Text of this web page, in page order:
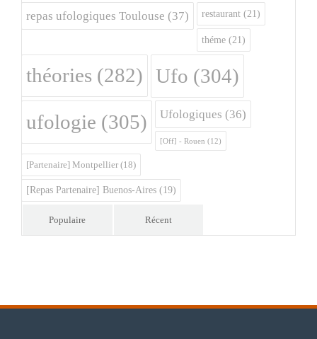
repas ufologiques Toulouse (37) restaurant (21)
théme (21)
théories (282) Ufo (304)
ufologie (305) Ufologiques (36)
[Off] - Rouen (12)
[Partenaire] Montpellier (18)
[Repas Partenaire] Buenos-Aires (19)
Populaire Récent